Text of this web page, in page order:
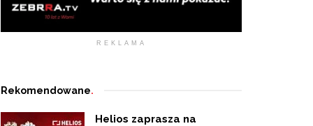
REKLAMA
Rekomendowane.
Helios zaprasza na